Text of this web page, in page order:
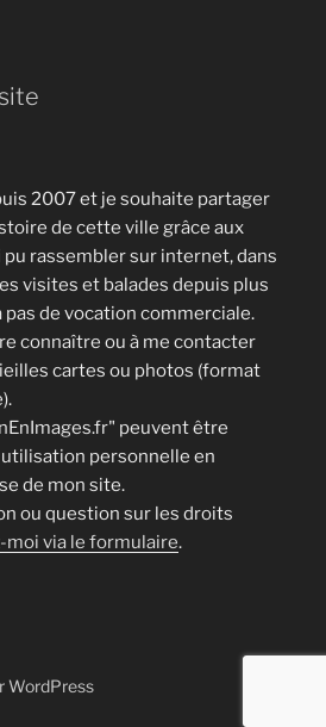
2007 et je souhaite partager
de cette ville grâce aux
rassembler sur internet, dans
visites et balades depuis plus
pas de vocation commerciale.
connaître ou à me contacter
cartes ou photos (format
peuvent être
personnelle en
de mon site.
ou question sur les droits
moi via le formulaire.
WordPress